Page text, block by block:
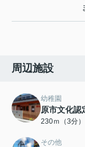
周辺施設
幼稚園
原市文化認
230ｍ（3分）
その他